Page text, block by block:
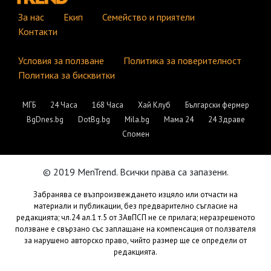
За нас Екип
Семейство и приятели
Контакти
Условия за ползване
Политика за поверителност
Политика за бисквитки
МГБ 24 Часа 168 Часа Хай Клуб
Български фермер
BgDnes.bg
DotBg.bg Mila.bg Мама 24
24 Здраве
Спомен
© 2019 MenTrend. Всички права са запазени.
Забранява се възпроизвеждането изцяло или отчасти на
материали и публикации, без предварително съгласие на
редакцията; чл.24 ал.1 т.5 от ЗАвПСП не се прилага; неразрешеното
ползване е свързано със заплащане на компенсация от ползвателя
за нарушено авторско право, чийто размер ще се определи от
редакцията.